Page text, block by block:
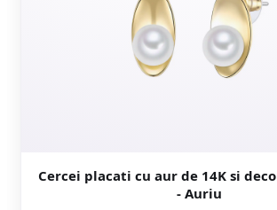
Cercei placati cu aur de 14K si
- Auriu